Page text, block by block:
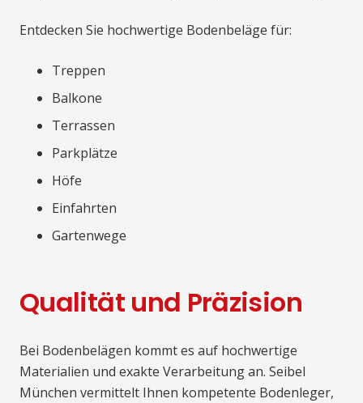
Entdecken Sie hochwertige Bodenbeläge für:
Treppen
Balkone
Terrassen
Parkplätze
Höfe
Einfahrten
Gartenwege
Qualität und Präzision
Bei Bodenbelägen kommt es auf hochwertige
Materialien und exakte Verarbeitung an. Seibel
München vermittelt Ihnen kompetente Bodenleger,